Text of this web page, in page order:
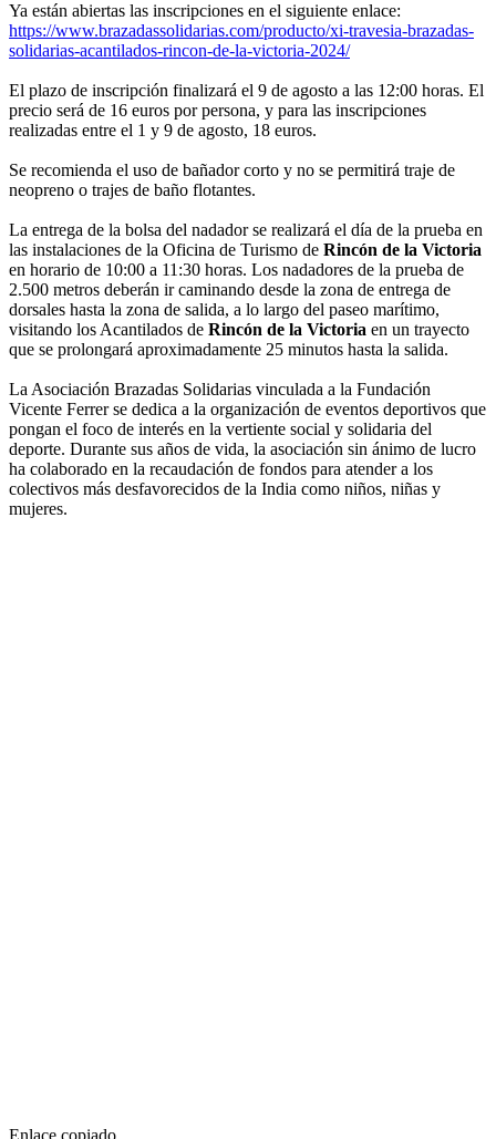
Ya están abiertas las inscripciones en el siguiente enlace:
https://www.brazadassolidarias.com/producto/xi-travesia-brazadas-
solidarias-acantilados-rincon-de-la-victoria-2024/
El plazo de inscripción finalizará el 9 de agosto a las 12:00 horas. El
precio será de 16 euros por persona, y para las inscripciones
realizadas entre el 1 y 9 de agosto, 18 euros.
Se recomienda el uso de bañador corto y no se permitirá traje de
neopreno o trajes de baño flotantes.
La entrega de la bolsa del nadador se realizará el día de la prueba en
las instalaciones de la Oficina de Turismo de Rincón de la Victoria
en horario de 10:00 a 11:30 horas. Los nadadores de la prueba de
2.500 metros deberán ir caminando desde la zona de entrega de
dorsales hasta la zona de salida, a lo largo del paseo marítimo,
visitando los Acantilados de Rincón de la Victoria en un trayecto
que se prolongará aproximadamente 25 minutos hasta la salida.
La Asociación Brazadas Solidarias vinculada a la Fundación
Vicente Ferrer se dedica a la organización de eventos deportivos que
pongan el foco de interés en la vertiente social y solidaria del
deporte. Durante sus años de vida, la asociación sin ánimo de lucro
ha colaborado en la recaudación de fondos para atender a los
colectivos más desfavorecidos de la India como niños, niñas y
mujeres.